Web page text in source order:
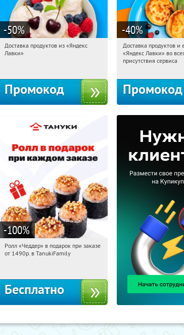
-50%
20:28:27 Получили:
Доставка продуктов из «Яндекс
Лавки»
Промокод
-40%
20:28:27
Россия
Доставка продуктов и
«Яндекс Лавки» во
присутствия сервиса
Промокод
-100%
20:28:27 Получили:108
Ролл «Чеддер» в подарок при заказе
от 1490р. в TanukiFamily
Бесплатно